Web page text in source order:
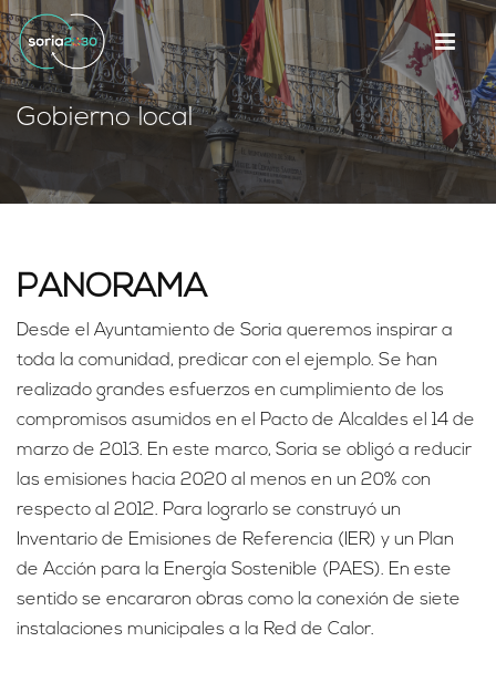
Gobierno local
PANORAMA
Desde el Ayuntamiento de Soria queremos inspirar a
toda la comunidad, predicar con el ejemplo. Se han
realizado grandes esfuerzos en cumplimiento de los
compromisos asumidos en el Pacto de Alcaldes el 14 de
marzo de 2013. En este marco, Soria se obligó a reducir
las emisiones hacia 2020 al menos en un 20% con
respecto al 2012. Para lograrlo se construyó un
Inventario de Emisiones de Referencia (IER) y un Plan
de Acción para la Energía Sostenible (PAES). En este
sentido se encararon obras como la conexión de siete
instalaciones municipales a la Red de Calor.